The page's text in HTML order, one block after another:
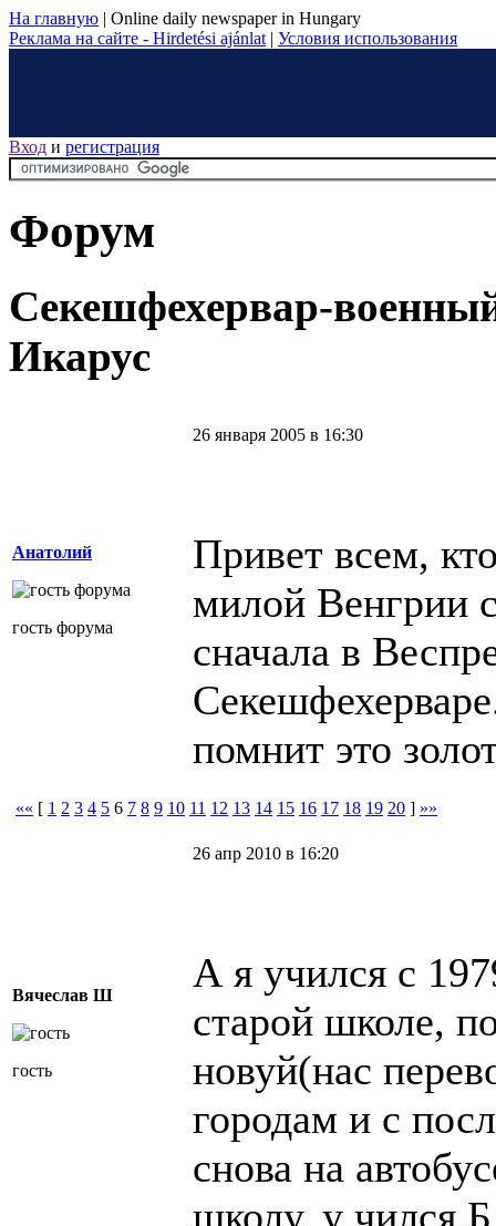
На главную | Online daily newspaper in Hungary
Реклама на сайте - Hirdetési ajánlat | Условия использования
Вход и регистрация
Форум
Секешфехервар-
Икарус
Анатолий
гость форума
26 января 2005 в 16:30
Привет всем,
милой Венгрии
сначала в
помнит это
«« [ 1 2 3 4 5 6 7 8 9 10 11 12 13 14 15 16 17 18 19 20 ] »»
Вячеслав Ш
гость
26 апр 2010 в 16:20
А я учился с
старой школе,
новуй(нас
городам и с
снова на
школу, у чился